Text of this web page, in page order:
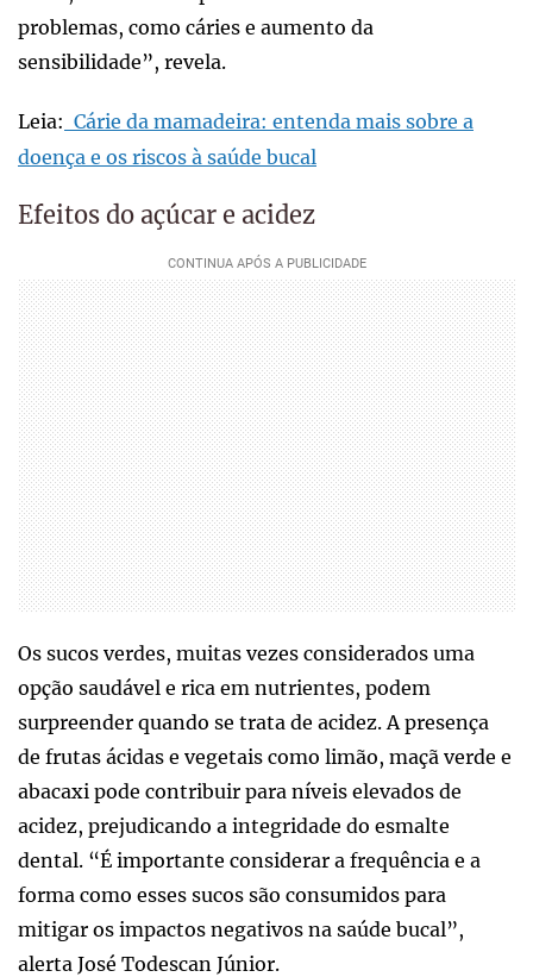
problemas, como cáries e aumento da
sensibilidade”, revela.
Leia: Cárie da mamadeira: entenda mais sobre a
doença e os riscos à saúde bucal
Efeitos do açúcar e acidez
Os sucos verdes, muitas vezes considerados uma
opção saudável e rica em nutrientes, podem
surpreender quando se trata de acidez. A presença
de frutas ácidas e vegetais como limão, maçã verde e
abacaxi pode contribuir para níveis elevados de
acidez, prejudicando a integridade do esmalte
dental. “É importante considerar a frequência e a
forma como esses sucos são consumidos para
mitigar os impactos negativos na saúde bucal”,
alerta José Todescan Júnior.